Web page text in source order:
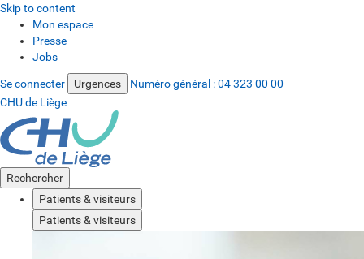
Skip to content
Mon espace
Presse
Jobs
Se connecter Urgences Numéro général :04 323 00 00
CHU de Liège
Rechercher
Patients & visiteurs
Patients & visiteurs